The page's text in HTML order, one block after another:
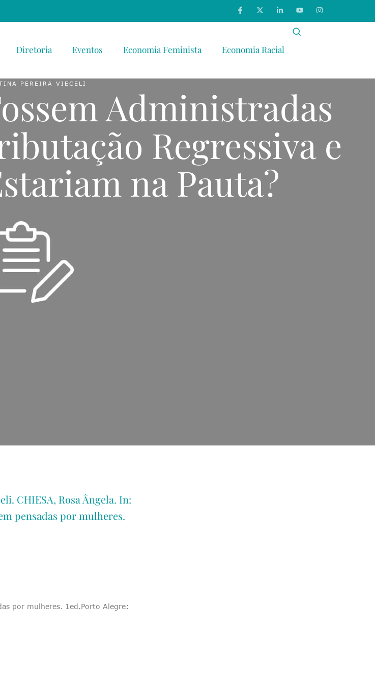
Diretoria Eventos Economia Feminista Economia Racial
PEREIRA VIECELI
Administradas
Regressiva e
na Pauta?
CHIESA, Rosa Ângela. In:
pensadas por mulheres.
por mulheres. 1ed.Porto Alegre: